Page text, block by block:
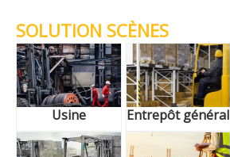
SOLUTION SCÈNES
Usine Entrepôt général